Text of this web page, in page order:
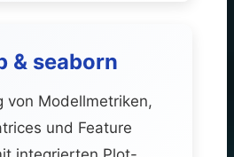
& seaborn
von Modellmetriken,
und Feature